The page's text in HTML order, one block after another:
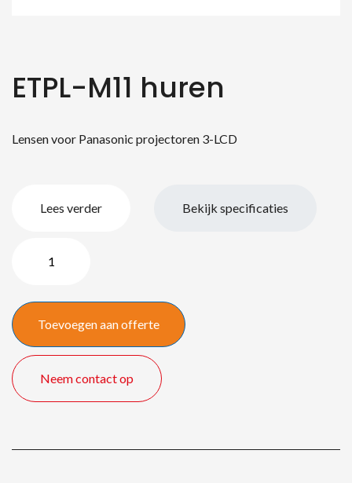
ETPL-M11 huren
Lensen voor Panasonic projectoren 3-LCD
Lees verder Bekijk specificaties
Toevoegen aan offerte
Neem contact op